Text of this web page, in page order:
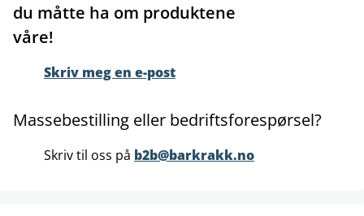
du måtte ha om produktene
våre!
Skriv meg en e-post
Massebestilling eller bedriftsforespørsel?
Skriv til oss på b2b@barkrakk.no